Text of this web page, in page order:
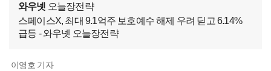
와우넷 오늘장전략
스페이스X, 최대 9.1억주 보호예수 해제 우려 딛고 6.14%
급등 - 와우넷 오늘장전략
이영호 기자